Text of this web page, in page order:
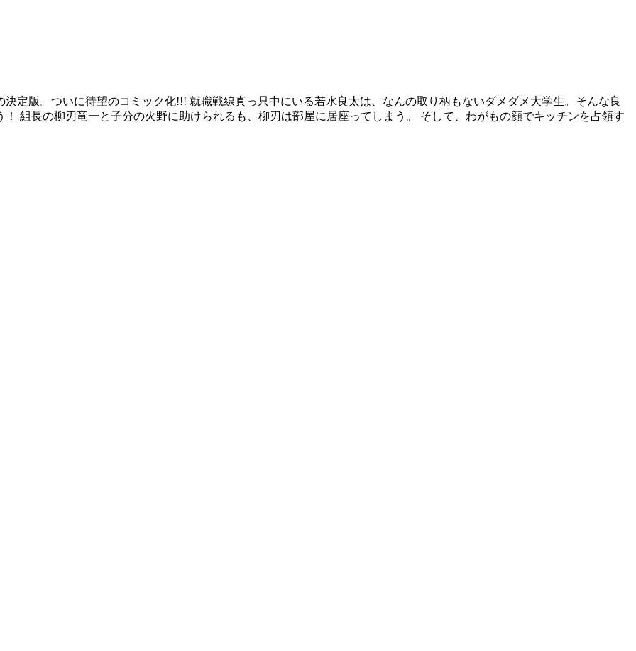
定版。ついに待望のコミック化!!! 就職戦線真っ只中にいる若水良太は、なんの取り柄もないダメダメ大学生。そんな良
組長の柳刃竜一と子分の火野に助けられるも、柳刃は部屋に居座ってしまう。 そして、わがもの顔でキッチンを占領す